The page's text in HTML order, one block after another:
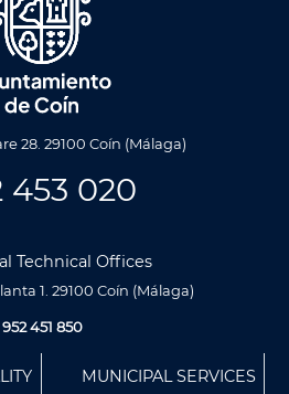
28. 29100 Coín (Málaga)
453 020
Technical Offices
1. 29100 Coín (Málaga)
952 451 850
MUNICIPAL SERVICES